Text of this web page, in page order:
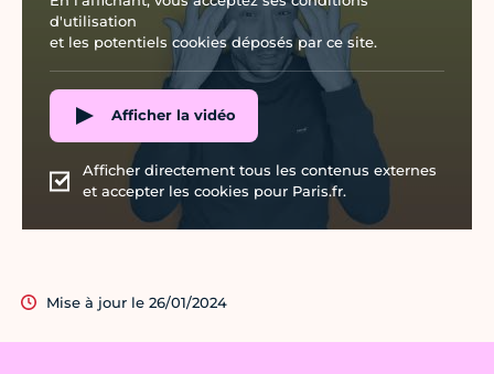
d'utilisation
et les potentiels cookies déposés par ce site.
Afficher la vidéo
Afficher directement tous les contenus externes
et accepter les cookies pour Paris.fr.
Mise à jour le 26/01/2024